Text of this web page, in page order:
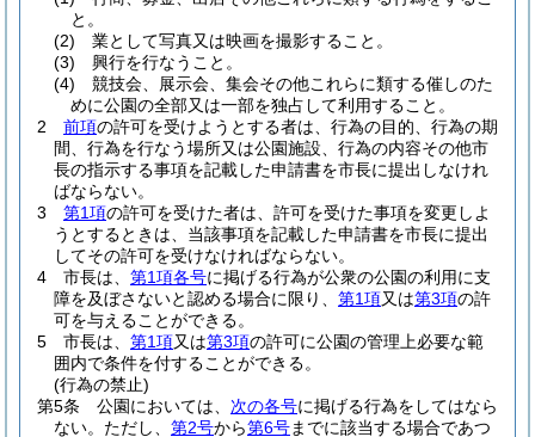
と。
(2)
業として写真又は映画を撮影すること。
(3)
興行を行なうこと。
(4)
競技会、展示会、集会その他これらに類する催しのた
めに公園の全部又は一部を独占して利用すること。
2
前項の許可を受けようとする者は、行為の目的、行為の期
間、行為を行なう場所又は公園施設、行為の内容その他市
長の指示する事項を記載した申請書を市長に提出しなけれ
ばならない。
3
第1項の許可を受けた者は、許可を受けた事項を変更しよ
うとするときは、当該事項を記載した申請書を市長に提出
してその許可を受けなければならない。
4
市長は、 第1項各号に掲げる行為が公衆の公園の利用に支
障を及ぼさないと認める場合に限り、 第1項又は第3項の許
可を与えることができる。
5
市長は、 第1項又は第3項の許可に公園の管理上必要な範
囲内で条件を付することができる。
(行為の禁止)
第5条
公園においては、 次の各号に掲げる行為をしてはなら
ない。 ただし、 第2号から第6号までに該当する場合であつ